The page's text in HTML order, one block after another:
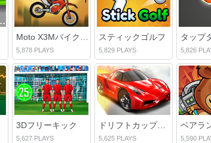
Moto X3Mバイクレースゲーム
5,878 PLAYS
スティックゴルフ
5,829 PLAYS 5,826
3Dフリーキック
5,627 PLAYS
ドリフトカップレーシング
5,625 PLAYS
ベアラ
5,590